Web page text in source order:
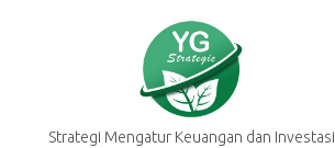
Strategi Mengatur Keuangan dan Investasi